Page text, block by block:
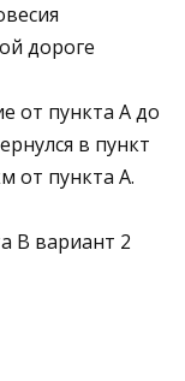
дороге
от пункта А до
в пункт
от пункта А.